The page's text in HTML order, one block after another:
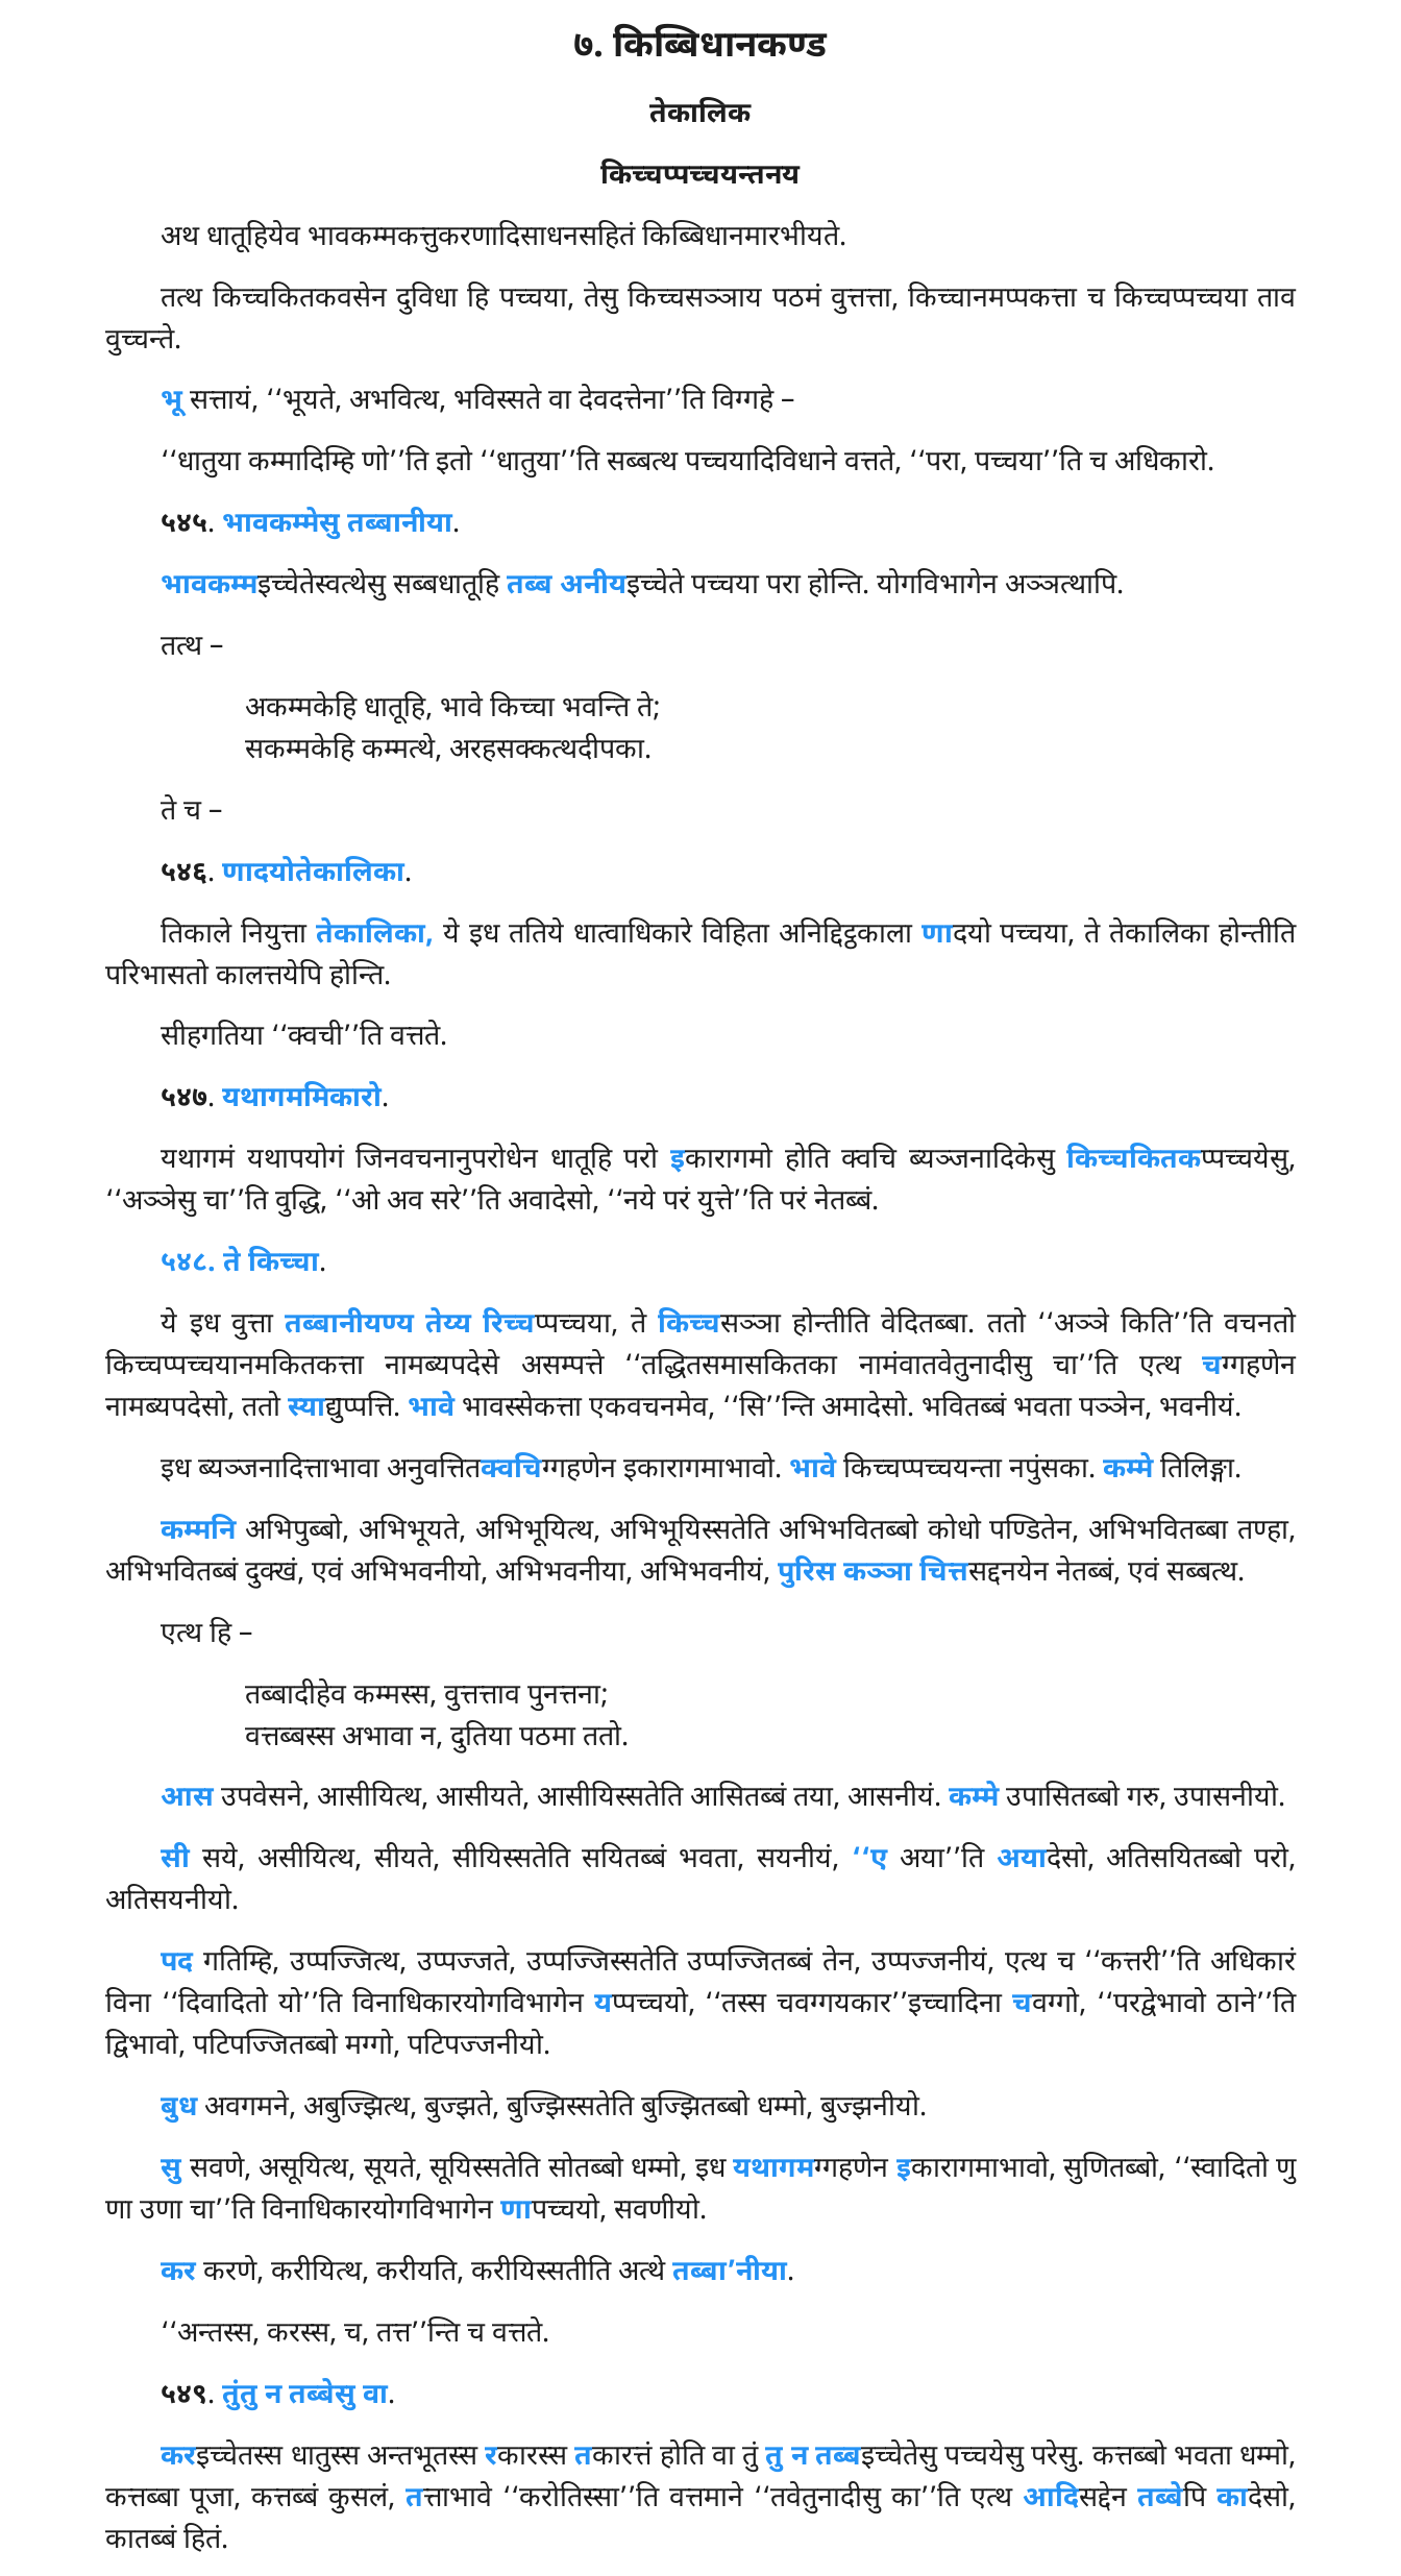
७. किब्बिधानकण्ड
तेकालिक
किच्चप्पच्चयन्तनय
अथ धातूहियेव भावकम्मकत्तुकरणादिसाधनसहितं किब्बिधानमारभीयते.
तत्थ किच्चकितकवसेन दुविधा हि पच्चया, तेसु किच्चसञ्ञाय पठमं वुत्तत्ता, किच्चानमप्पकत्ता च किच्चप्पच्चया ताव
वुच्चन्ते.
भूसत्तायं, ‘‘भूयते, अभवित्थ, भविस्सते वा देवदत्तेना’’ति विग्गहे –
‘‘धातुया कम्मादिम्हि णो’’ति इतो ‘‘धातुया’’ति सब्बत्थ पच्चयादिविधाने वत्तते, ‘‘परा, पच्चया’’ति च अधिकारो.
५४५. भावकम्मेसु तब्बानीया.
भावकम्मइच्चेतेस्वत्थेसु सब्बधातूहितब्ब अनीयइच्चेते पच्चया परा होन्ति. योगविभागेन अञ्ञत्थापि.
तत्थ –
अकम्मकेहि धातूहि, भावे किच्चा भवन्ति ते;
सकम्मकेहि कम्मत्थे, अरहसक्कत्थदीपका.
ते च –
५४६.णादयोतेकालिका.
तिकाले नियुत्तातेकालिका, ये इध ततिये धात्वाधिकारे विहिता अनिद्दिट्ठकाला णादयो पच्चया, ते तेकालिका होन्तीति
परिभासतो कालत्तयेपि होन्ति.
सीहगतिया ‘‘क्वची’’ति वत्तते.
५४७.यथागममिकारो.
यथागमं यथापयोगं जिनवचनानुपरोधेन धातूहि परोइकारागमो होति क्वचि ब्यञ्जनादिकेसुकिच्चकितकप्पच्चयेसु,
‘‘अञ्ञेसु चा’’ति वुद्धि, ‘‘ओ अव सरे’’ति अवादेसो, ‘‘नये परं युत्ते’’ति परं नेतब्बं.
५४८. ते किच्चा.
ये इध वुत्ता तब्बानीयण्य तेय्य रिच्चप्पच्चया, ते किच्चसञ्ञा होन्तीति वेदितब्बा. ततो ‘‘अञ्ञे किति’’ति वचनतो
किच्चप्पच्चयानमकितकत्ता नामब्यपदेसे असम्पत्ते ‘‘तद्धितसमासकितका नामंवातवेतुनादीसु चा’’ति एत्थचग्गहणेन
नामब्यपदेसो, ततोस्याद्युप्पत्ति. भावेभावस्सेकत्ता एकवचनमेव, ‘‘सि’’न्ति अमादेसो. भवितब्बं भवता पञ्ञेन, भवनीयं.
इध ब्यञ्जनादित्ताभावा अनुवत्तितक्वचिग्गहणेन इकारागमाभावो. भावेकिच्चप्पच्चयन्ता नपुंसका.कम्मेतिलिङ्गा.
कम्मनिअभिपुब्बो, अभिभूयते, अभिभूयित्थ, अभिभूयिस्सतेति अभिभवितब्बो कोधो पण्डितेन, अभिभवितब्बातण्हा,
अभिभवितब्बं दुक्खं, एवं अभिभवनीयो, अभिभवनीया, अभिभवनीयं, पुरिस कञ्ञा चित्तसद्दनयेन नेतब्बं, एवं सब्बत्थ.
एत्थ हि –
तब्बादीहेव कम्मस्स, वुत्तत्ताव पुनत्तना;
वत्तब्बस्स अभावा न, दुतिया पठमा ततो.
आसउपवेसने, आसीयित्थ, आसीयते, आसीयिस्सतेति आसितब्बं तया, आसनीयं.कम्मेउपासितब्बो गरु, उपासनीयो.
सीसये, असीयित्थ, सीयते, सीयिस्सतेति सयितब्बं भवता, सयनीयं, ‘‘एअया’’ति अयादेसो, अतिसयितब्बो परो,
अतिसयनीयो.
पदगतिम्हि, उप्पज्जित्थ, उप्पज्जते, उप्पज्जिस्सतेति उप्पज्जितब्बं तेन, उप्पज्जनीयं, एत्थ च ‘‘कत्तरी’’ति अधिकारं
विना ‘‘दिवादितो यो’’ति विनाधिकारयोगविभागेन यप्पच्चयो, ‘‘तस्स चवग्गयकार’’इच्चादिनाचवग्गो, ‘‘परद्वेभावो ठाने’’ति
द्विभावो, पटिपज्जितब्बो मग्गो, पटिपज्जनीयो.
बुधअवगमने, अबुज्झित्थ, बुज्झते, बुज्झिस्सतेति बुज्झितब्बो धम्मो, बुज्झनीयो.
सुसवणे, असूयित्थ, सूयते, सूयिस्सतेति सोतब्बो धम्मो, इधयथागमग्गहणेन इकारागमाभावो, सुणितब्बो, ‘‘स्वादितो णु
णा उणा चा’’ति विनाधिकारयोगविभागेनणापच्चयो, सवणीयो.
करकरणे, करीयित्थ, करीयति, करीयिस्सतीति अत्थेतब्बा’नीया.
‘‘अन्तस्स, करस्स, च, तत्त’’न्ति च वत्तते.
५४९.तुंतु न तब्बेसु वा.
करइच्चेतस्स धातुस्स अन्तभूतस्सरकारस्सतकारत्तं होति वा तुंतु न तब्बइच्चेतेसु पच्चयेसु परेसु. कत्तब्बो भवता धम्मो,
कत्तब्बा पूजा, कत्तब्बं कुसलं, तत्ताभावे ‘‘करोतिस्सा’’ति वत्तमाने ‘‘तवेतुनादीसु का’’ति एत्थ आदिसद्देनतब्बेपिकादेसो,
कातब्बं हितं.